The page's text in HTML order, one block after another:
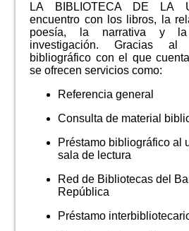
LA BIBLIOTECA DE LA
encuentro con los libros, la
poesía, la narrativa y la
investigación. Gracias al
bibliográfico con el que
se ofrecen servicios como:
Referencia general
Consulta de material
Préstamo bibliográfico al
sala de lectura
Red de Bibliotecas del
República
Préstamo